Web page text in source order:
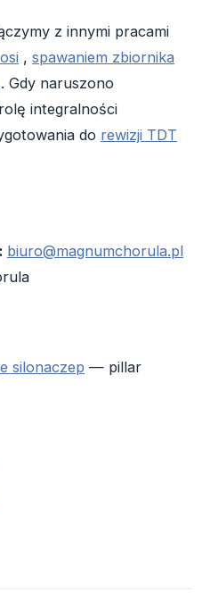
z innymi pracami
, spawaniem zbiornika
. Gdy naruszono
integralności
do rewizji TDT
biuro@magnumchorula.pl
silonaczep — pillar